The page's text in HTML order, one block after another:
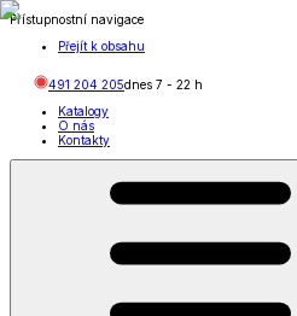
Přístupnostní navigace
Přejít k obsahu
491 204 205dnes 7 - 22 h
Katalogy
O nás
Kontakty